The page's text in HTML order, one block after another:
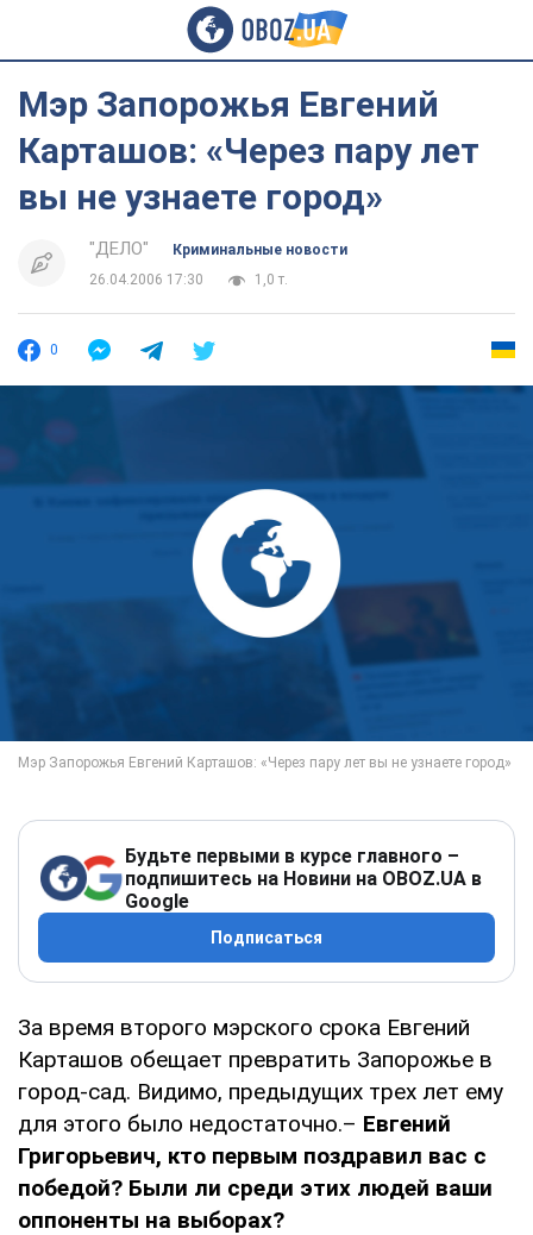
Мэр Запорожья Евгений
Карташов: «Через пару лет
вы не узнаете город»
"ДЕЛО"
Криминальные новости
26.04.2006 17:30
1,0 т.
0
Будьте первыми в курсе главного –
подпишитесь на Новини на OBOZ.UA в
Google
Подписаться
За время второго мэрского срока Евгений
Карташов обещает превратить Запорожье в
город-сад. Видимо, предыдущих трех лет ему
для этого было недостаточно.– Евгений
Григорьевич, кто первым поздравил вас с
победой? Были ли среди этих людей ваши
оппоненты на выборах?